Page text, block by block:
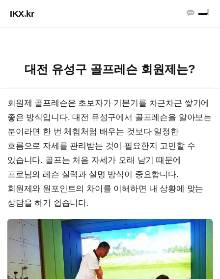
IKX.kr
대전 유성구 골프레슨 회원제는?
회원제 골프레슨은 초보자가 기본기를 차근차근 쌓기에
좋은 방식입니다. 대전 유성구에서 골프레슨을 알아보는
분이라면 한 번 체험처럼 배우는 것보다 일정한
흐름으로 자세를 관리받는 것이 필요한지 고민할 수
있습니다. 골프는 처음 자세가 오래 남기 때문에
프로님의 레슨 실력과 설명 방식이 중요합니다.
회원제와 원포인트의 차이를 이해하면 내 상황에 맞는
상담을 하기 쉽습니다.